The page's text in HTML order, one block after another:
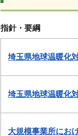
指針・要綱
埼玉県地球温暖化
埼玉県地球温暖化
大規模事業所にお